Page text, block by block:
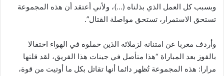
وبسبب كل العمل الذي بذلناه (…)، ولأني أعتقد أن هذه المجموعة
تستحق الاستمرار، تستحق مواصلة القتال”.
وأردف معربا عن امتنانه لزملائه الذين حملوه في الهواء احتفالا
بالفوز بعد المباراة “هذا متأصل في جينات هذا الفريق، لقد قلتها
مرارا: هذه المجموعة تُظهر دائما أنها تقاتل بكل ما أوتيت من قوة،